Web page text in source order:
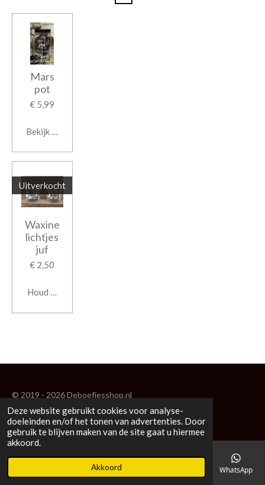
Deze website gebruikt cookies voor analyse-
doeleinden en/of het tonen van advertenties. Door
gebruik te blijven maken van de site gaat u hiermee
akkoord.
Akkoord
Mars
pot
€ 5,99
Bekijk details
Uitverkocht
Waxine
lichtjes
juf
€ 2,50
Houd mij op de hoogte
© 2019 - 2026 Deboefjesshop.nl
Powered byJouwWeb
Telefoonnummer WhatsApp